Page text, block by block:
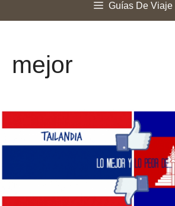
Guías De Viaje
mejor